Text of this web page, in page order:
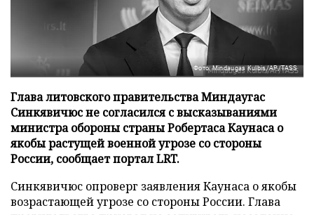
Фото: Mindaugas Kulbis/AP/TASS
Глава литовского правительства Миндаугас
Синкявичюс не согласился с высказываниями
министра обороны страны Робертаса Каунаса о
якобы растущей военной угрозе со стороны
России, сообщает портал LRT.
Синкявичюс опроверг заявления Каунаса о якобы
возрастающей угрозе со стороны России. Глава